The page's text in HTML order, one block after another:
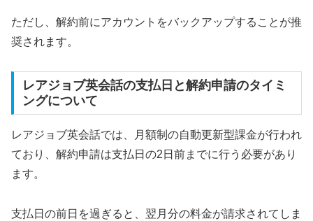
ただし、解約前にアカウントをバックアップすることが推
奨されます。
レアジョブ英会話の支払日と解約申請のタイミ
ングについて
レアジョブ英会話では、月額制の自動更新型課金が行われ
ており、解約申請は支払日の2日前までに行う必要があり
ます。
支払日の前日を過ぎると、翌月分の料金が請求されてしま